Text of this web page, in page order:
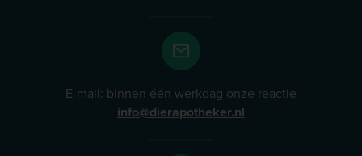
E-mail: binnen één werkdag onze reactie
info@dierapotheker.nl